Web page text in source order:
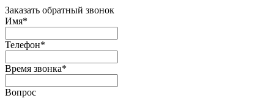
Заказать обратный звонок
Имя*
Телефон*
Время звонка*
Вопрос